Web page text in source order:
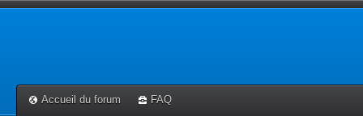
Accueil du forum FAQ